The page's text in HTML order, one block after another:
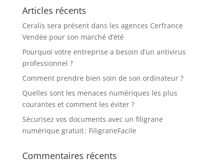
Articles récents
Ceralis sera présent dans les agences Cerfrance
Vendée pour son marché d’été
Pourquoi votre entreprise a besoin d’un antivirus
professionnel ?
Comment prendre bien soin de son ordinateur ?
Quelles sont les menaces numériques les plus
courantes et comment les éviter ?
Sécurisez vos documents avec un filigrane
numérique gratuit : FiligraneFacile
Commentaires récents